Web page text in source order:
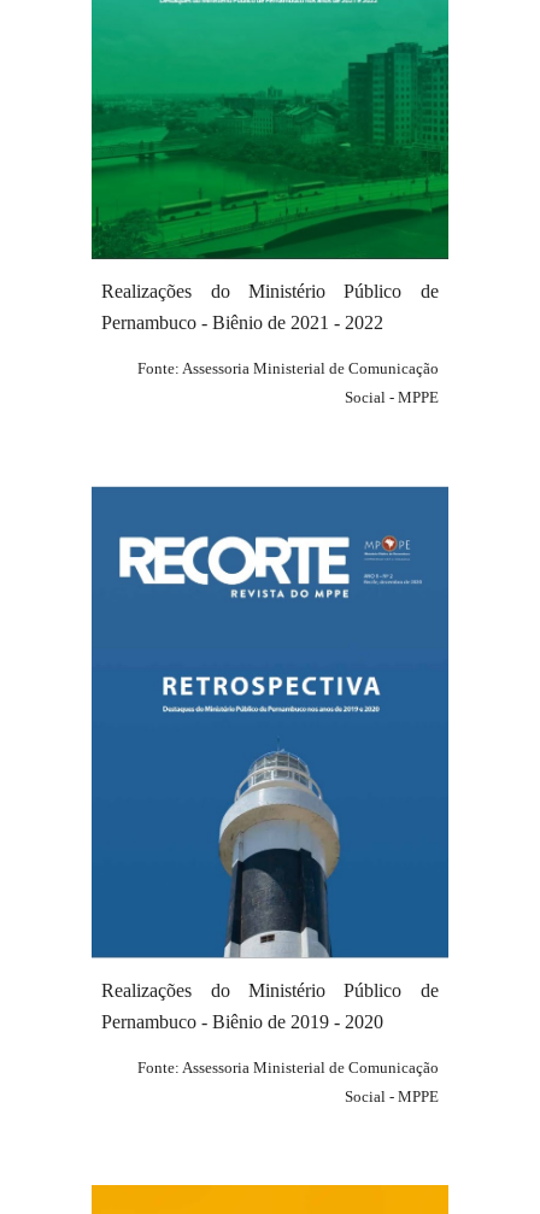
Realizações do Ministério Público de
Pernambuco - Biênio de 2021 - 2022
Fonte: Assessoria Ministerial de Comunicação
Social - MPPE
Realizações do Ministério Público de
Pernambuco - Biênio de 2019 - 2020
Fonte: Assessoria Ministerial de Comunicação
Social - MPPE